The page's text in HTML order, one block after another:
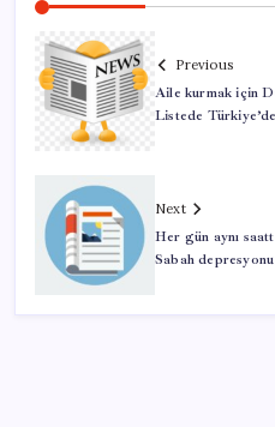
Previous
Aile kurmak için
Listede
Next
Her gün aynı
Sabah